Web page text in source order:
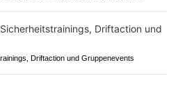
Driftaction und Gruppenevents